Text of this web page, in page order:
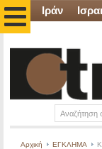
Ιράν
Αρχική ΕΓΚΛΗΜΑ